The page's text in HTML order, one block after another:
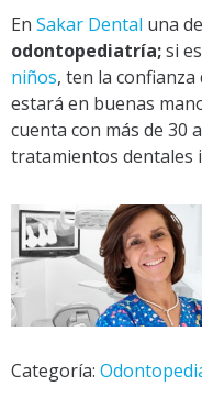
En Sakar Dental una
odontopediatría;si
niños, ten la
estará en buenas
cuenta con más de 30
tratamientos dentales
Categoría: